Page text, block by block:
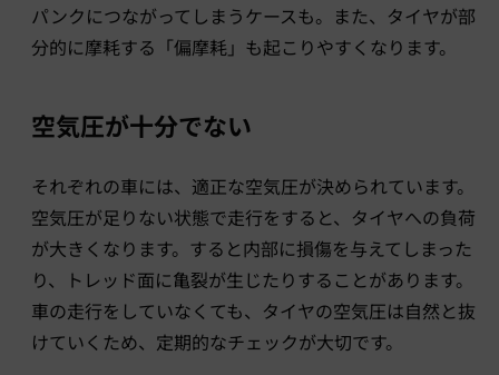
パンクにつながってしまうケースも。また、タイヤが部
分的に摩耗する「偏摩耗」も起こりやすくなります。
空気圧が十分でない
それぞれの車には、適正な空気圧が決められています。
空気圧が足りない状態で走行をすると、タイヤへの負荷
が大きくなります。すると内部に損傷を与えてしまった
り、トレッド面に亀裂が生じたりすることがあります。
車の走行をしていなくても、タイヤの空気圧は自然と抜
けていくため、定期的なチェックが大切です。